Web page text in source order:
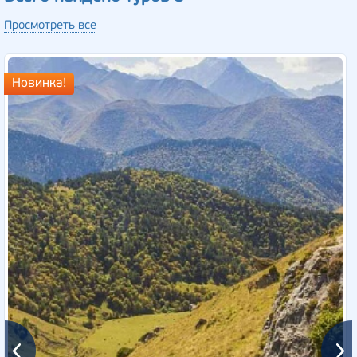
Просмотреть все
Новинка!